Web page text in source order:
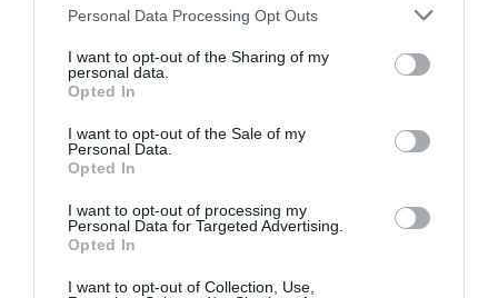
Please note that this website/app uses one or more Google
not limited to your visit or usage behaviour. You may click to
grant or deny consent to Google and its third-party tags to
use your data for below specified purposes in below Google
consent section.
Personal Data Processing Opt Outs
I want to opt-out of the Sharing of my
personal data.
Opted In
I want to opt-out of the Sale of my
Personal Data.
Opted In
I want to opt-out of processing my
Personal Data for Targeted Advertising.
Opted In
I want to opt-out of Collection, Use,